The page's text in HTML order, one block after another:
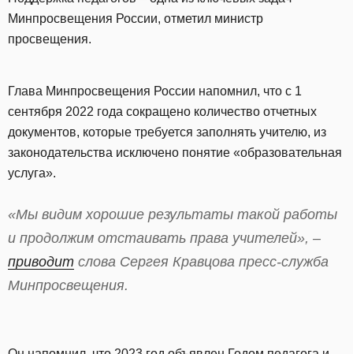
Минпросвещения России, отметил министр
просвещения.
Глава Минпросвещения России напомнил, что с 1
сентября 2022 года сокращено количество отчетных
документов, которые требуется заполнять учителю, из
законодательства исключено понятие «образовательная
услуга».
«Мы видим хорошие результаты такой работы
и продолжим отстаивать права учителей», –
приводит слова Сергея Кравцова пресс-служба
Минпросвещения.